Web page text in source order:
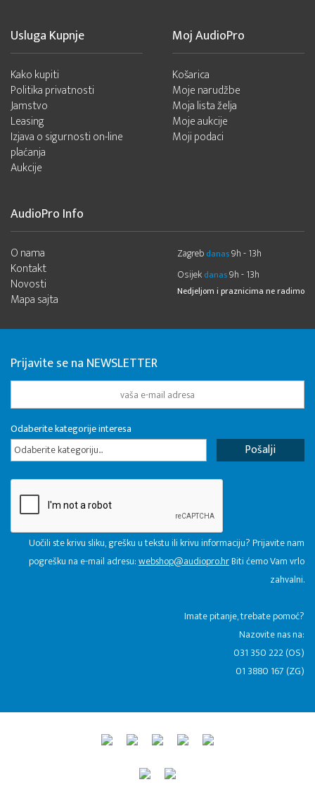
Usluga Kupnje
Kako kupiti
Politika privatnosti
Jamstvo
Leasing
Izjava o sigurnosti on-line
plaćanja
Aukcije
Moj AudioPro
Košarica
Moje narudžbe
Moja lista želja
Moje aukcije
Moji podaci
AudioPro Info
O nama
Kontakt
Novosti
Mapa sajta
Zagreb danas9h - 13h
Osijek danas9h - 13h
Nedjeljom i praznicima ne radimo
Prijavite se na NEWSLETTER
Odaberite kategorije interesa
Odaberite kategoriju...
Uočili ste krivu sliku, grešku u tekstu ili krivu informaciju? Prijavite nam
pogrešku na e-mail adresu:webshop@audiopro.hrBiti ćemo Vam vrlo
zahvalni.
​Imate pitanje, trebate pomoć?
Nazovite nas na:
031 350 222 (OS)
01 3880 167 (ZG)